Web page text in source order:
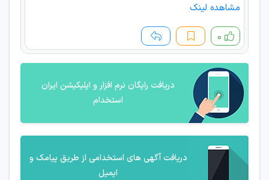
مشاهده لینک
۰
دریافت رایگان نرم افزار و اپلیکیشن ایران
استخدام
دریافت آگهی های استخدامی از طریق پیامک و
ایمیل